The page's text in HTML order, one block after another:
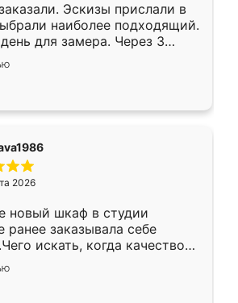
Эскизы прислали в
наиболее подходящий.
для замера. Через 3
уже готова. Остались
Спасибо Ренессанс
работу!
2026
новый шкаф в студии
ранее заказывала себе
искать, когда качеством
Служит кухня уже почти
нет.